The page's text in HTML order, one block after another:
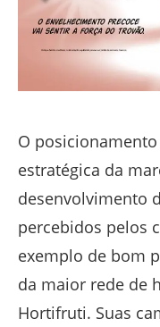
O
estratégica da
desenvolvimento
percebidos pelos
exemplo de bom
da maior rede de
Hortifruti. Suas